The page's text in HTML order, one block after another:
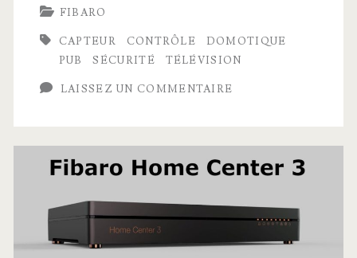
box
Fibaro
pour
FIBARO
CAPTEUR CONTRÔLE
DOMOTIQUE
PUB
SÉCURITÉ TÉLÉVISION
LAISSEZ UN COMMENTAIRE